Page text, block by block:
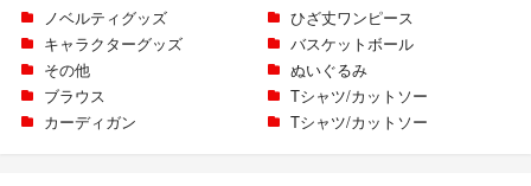
ノベルティグッズ
ひざ丈ワンピース
キャラクターグッズ
バスケットボール
その他
ぬいぐるみ
ブラウス
Tシャツ/カットソー
カーディガン
Tシャツ/カットソー